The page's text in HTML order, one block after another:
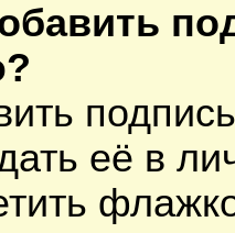
её в